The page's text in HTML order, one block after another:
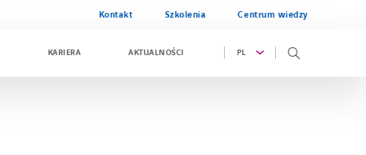
Kontakt Szkolenia Centrum wiedzy
KARIERA AKTUALNOŚCI PL